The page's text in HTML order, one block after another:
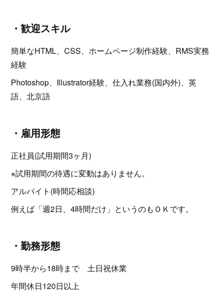
・歓迎スキル
簡単なHTML、CSS、ホームページ制作経験、RMS実務
経験
Photoshop、Illustrator経験、仕入れ業務(国内外)、英
語、北京語
・雇用形態
正社員(試用期間3ヶ月)
※試用期間の待遇に変動はありません。
アルバイト(時間応相談)
例えば「週2日、4時間だけ」というのもＯＫです。
・勤務形態
9時半から18時まで 土日祝休業
年間休日120日以上